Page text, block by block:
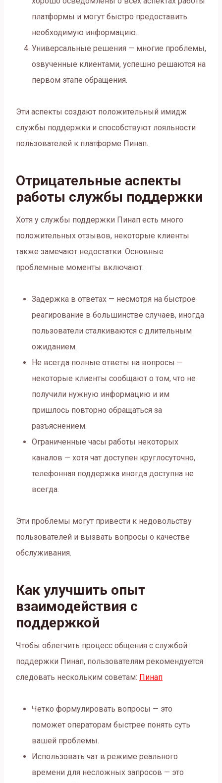
платформы и могут быстро предоставить
необходимую информацию.
Универсальные решения — многие проблемы,
озвученные клиентами, успешно решаются на
первом этапе обращения.
Эти аспекты создают положительный имидж
службы поддержки и способствуют лояльности
пользователей к платформе Пинап.
Отрицательные аспекты
работы службы поддержки
Хотя у службы поддержки Пинап есть много
положительных отзывов, некоторые клиенты
также замечают недостатки. Основные
проблемные моменты включают:
Задержка в ответах — несмотря на быстрое
реагирование в большинстве случаев, иногда
пользователи сталкиваются с длительным
ожиданием.
Не всегда полные ответы на вопросы —
некоторые клиенты сообщают о том, что не
получили нужную информацию и им
пришлось повторно обращаться за
разъяснением.
Ограниченные часы работы некоторых
каналов — хотя чат доступен круглосуточно,
телефонная поддержка иногда доступна не
всегда.
Эти проблемы могут привести к недовольству
пользователей и вызвать вопросы о качестве
обслуживания.
Как улучшить опыт
взаимодействия с
поддержкой
Чтобы облегчить процесс общения с службой
поддержки Пинап, пользователям рекомендуется
следовать нескольким советам: Пинап
Четко формулировать вопросы — это
поможет операторам быстрее понять суть
вашей проблемы.
Использовать чат в режиме реального
времени для несложных запросов — это